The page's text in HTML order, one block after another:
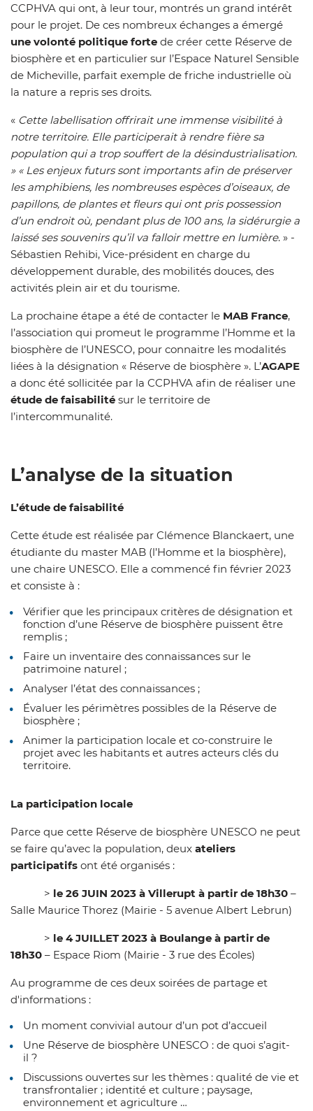
CCPHVA qui ont, à leur tour, montrés un grand intérêt
pour le projet. De ces nombreux échanges a émergé
une volonté politique forte de créer cette Réserve de
biosphère et en particulier sur l’Espace Naturel Sensible
de Micheville, parfait exemple de friche industrielle où
la nature a repris ses droits.
« Cette labellisation offrirait une immense visibilité à
notre territoire. Elle participerait à rendre fière sa
population qui a trop souffert de la désindustrialisation.
» « Les enjeux futurs sont importants afin de préserver
les amphibiens, les nombreuses espèces d’oiseaux, de
papillons, de plantes et fleurs qui ont pris possession
d’un endroit où, pendant plus de 100 ans, la sidérurgie a
laissé ses souvenirs qu’il va falloir mettre en lumière. » -
Sébastien Rehibi, Vice-président en charge du
développement durable, des mobilités douces, des
activités plein air et du tourisme.
La prochaine étape a été de contacter le MAB France,
l’association qui promeut le programme l’Homme et la
biosphère de l’UNESCO, pour connaitre les modalités
liées à la désignation « Réserve de biosphère ». L’AGAPE
a donc été sollicitée par la CCPHVA afin de réaliser une
étude de faisabilité sur le territoire de
l’intercommunalité.
L’analyse de la situation
L’étude de faisabilité
Cette étude est réalisée par Clémence Blanckaert, une
étudiante du master MAB (l’Homme et la biosphère),
une chaire UNESCO. Elle a commencé fin février 2023
et consiste à :
Vérifier que les principaux critères de désignation et
fonction d’une Réserve de biosphère puissent être
remplis ;
Faire un inventaire des connaissances sur le
patrimoine naturel ;
Analyser l’état des connaissances ;
Évaluer les périmètres possibles de la Réserve de
biosphère ;
Animer la participation locale et co-construire le
projet avec les habitants et autres acteurs clés du
territoire.
La participation locale
Parce que cette Réserve de biosphère UNESCO ne peut
se faire qu’avec la population, deux ateliers
participatifs ont été organisés :
> le 26 JUIN 2023 à Villerupt à partir de 18h30 –
Salle Maurice Thorez (Mairie - 5 avenue Albert Lebrun)
> le 4 JUILLET 2023 à Boulange à partir de
18h30 – Espace Riom (Mairie - 3 rue des Écoles)
Au programme de ces deux soirées de partage et
d'informations :
Un moment convivial autour d’un pot d’accueil
Une Réserve de biosphère UNESCO : de quoi s’agit-
il ?
Discussions ouvertes sur les thèmes : qualité de vie et
transfrontalier ; identité et culture ; paysage,
environnement et agriculture …